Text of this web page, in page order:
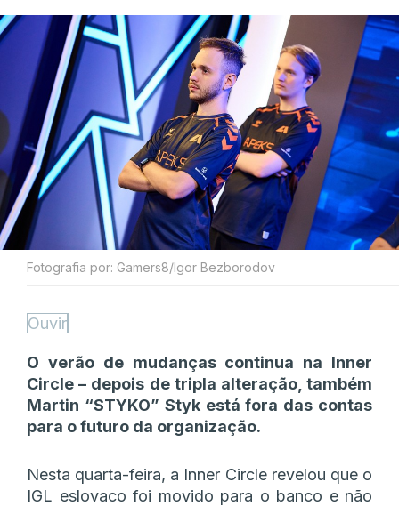
Fotografia por: Gamers8/Igor Bezborodov
Ouvir
O verão de mudanças continua na Inner
Circle – depois de tripla alteração, também
Martin “STYKO” Styk está fora das contas
para o futuro da organização.
Nesta quarta-feira, a Inner Circle revelou que o
IGL eslovaco foi movido para o banco e não